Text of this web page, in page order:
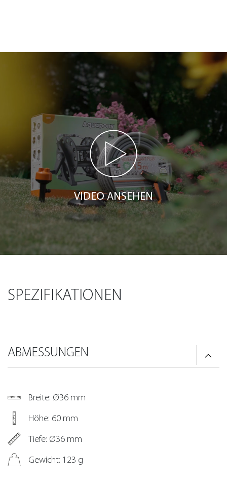
VIDEO ANSEHEN
SPEZIFIKATIONEN
ABMESSUNGEN
Breite: Ø36 mm
Höhe: 60 mm
Tiefe: Ø36 mm
Gewicht: 123 g